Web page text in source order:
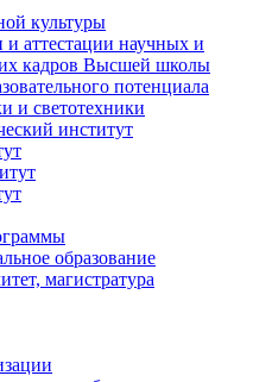
культуры
аттестации научных и
кадров Высшей школы
потенциала
и светотехники
институт
образование
магистратура